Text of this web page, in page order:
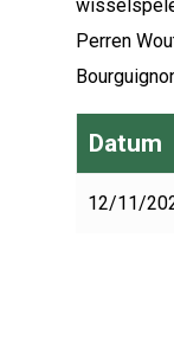
Perren
Datum
12/11/